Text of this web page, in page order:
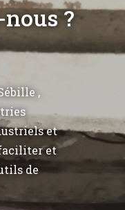
?
,
et
et
de